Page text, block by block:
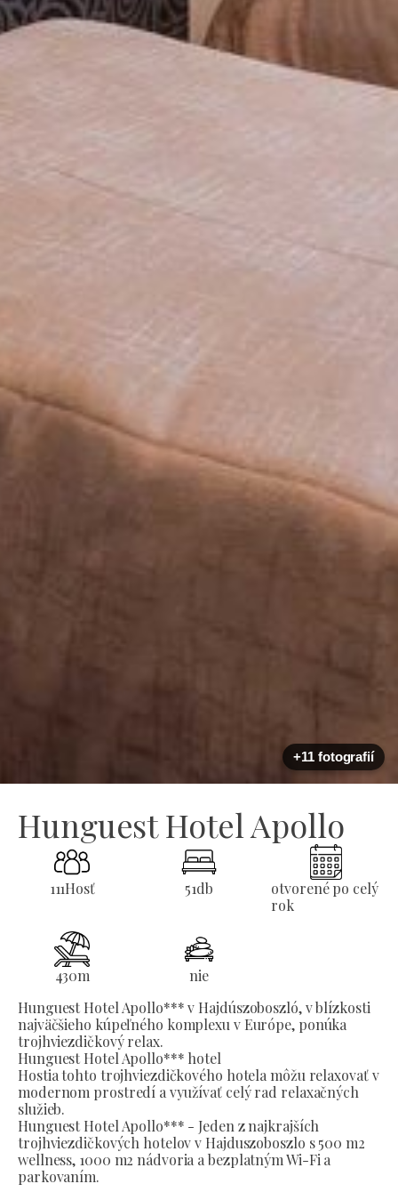
+11 fotografií
Hunguest Hotel Apollo
111Hosť 51db
otvorené po celý
rok
430m
nie
Hunguest Hotel Apollo*** v Hajdúszoboszló, v blízkosti
najväčšieho kúpeľného komplexu v Európe, ponúka
trojhviezdičkový relax.
Hunguest Hotel Apollo*** hotel
Hostia tohto trojhviezdičkového hotela môžu relaxovať v
modernom prostredí a využívať celý rad relaxačných
služieb.
Hunguest Hotel Apollo*** - Jeden z najkrajších
trojhviezdičkových hotelov v Hajduszoboszlo s 500 m2
wellness, 1000 m2 nádvoria a bezplatným Wi-Fi a
parkovaním.